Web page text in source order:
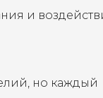
и
но каждый